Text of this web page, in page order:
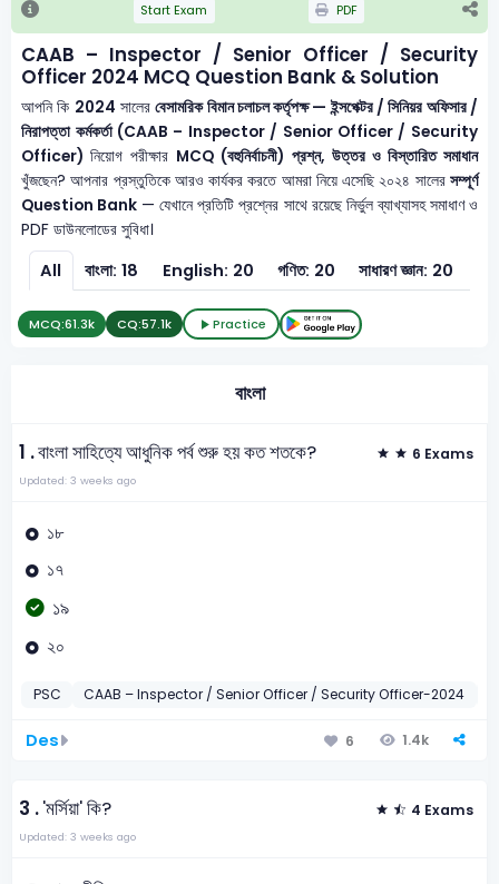
Start Exam PDF
CAAB – Inspector / Senior Officer / Security
Officer 2024 MCQ Question Bank & Solution
আপনি কি 2024 সালেরবেসামরিক বিমান চলাচল কর্তৃপক্ষ — ইন্সপেক্টর / সিনিয়র অফিসার /
নিরাপত্তা কর্মকর্তা (CAAB – Inspector / Senior Officer / Security
Officer)নিয়োগ পরীক্ষার MCQ (বহুনির্বাচনী) প্রশ্ন, উত্তর ও বিস্তারিত সমাধান
খুঁজছেন? আপনার প্রস্তুতিকে আরও কার্যকর করতে আমরা নিয়ে এসেছি ২০২৪ সালের সম্পূর্ণ
Question Bank — যেখানে প্রতিটি প্রশ্নের সাথে রয়েছে নির্ভুল ব্যাখ্যাসহ সমাধাণ ও
PDF ডাউনলোডের সুবিধা।
All বাংলা: 18 English: 20 গণিত: 20 সাধারণ জ্ঞান: 20
MCQ:61.3k CQ:57.1k Practice
বাংলা
1 .বাংলা সাহিত্যে আধুনিক পর্ব শুরু হয় কত শতকে? 6 Exams
Updated: 3 weeks ago
১৮
১৭
১৯
২০
PSC CAAB – Inspector / Senior Officer / Security Officer-2024
Des 6 1.4k
3 .'মর্সিয়া' কি? 4 Exams
Updated: 3 weeks ago